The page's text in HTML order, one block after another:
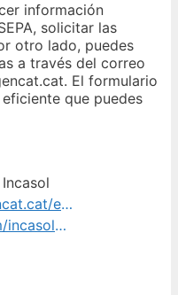
información
solicitar las
otro lado, puedes
a través del correo
El formulario
que puedes
https://incasol.gencat.cat/es/contacte/
https://twitter.com/incasolcat